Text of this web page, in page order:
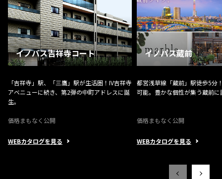
イノバス吉祥寺コート
「吉祥寺」駅、「三鷹」駅が生活圏！IV吉祥寺
アベニューに続き、第2弾の中町アドレスに誕
生。
価格まもなく公開
WEBカタログを見る
イノバス蔵前
都営浅草線「蔵前」駅徒歩5分
可能。豊かな個性が集う蔵前に
価格まもなく公開
WEBカタログを見る